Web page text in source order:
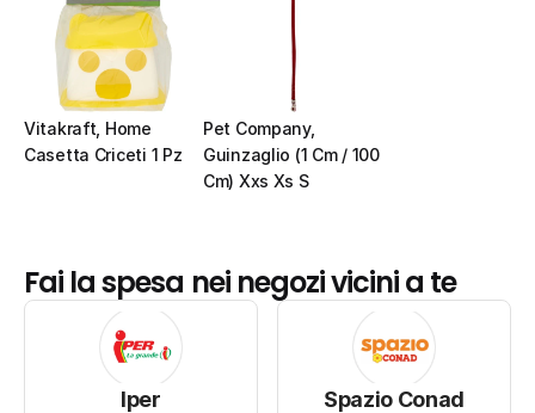
Vitakraft, Home
Casetta Criceti 1 Pz
Pet Company,
Guinzaglio (1 Cm / 100
Cm) Xxs Xs S
Fai la spesa nei negozi vicini a te
Iper Spazio Conad